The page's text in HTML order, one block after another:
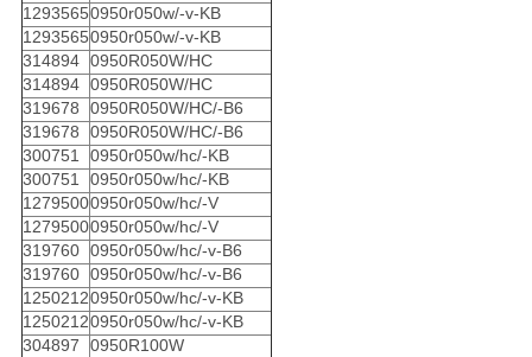
12935650950r050w/-v-KB
12935650950r050w/-v-KB
314894 0950R050W/HC
314894 0950R050W/HC
319678
0950R050W/HC/-B6
319678
0950R050W/HC/-B6
300751
0950r050w/hc/-KB
300751
0950r050w/hc/-KB
12795000950r050w/hc/-V
12795000950r050w/hc/-V
319760 0950r050w/hc/-v-B6
319760 0950r050w/hc/-v-B6
12502120950r050w/hc/-v-KB
12502120950r050w/hc/-v-KB
304897
0950R100W